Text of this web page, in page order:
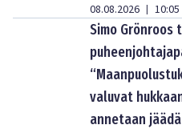
08.08.2026 | 10:05
Simo
valuvat
annetaan